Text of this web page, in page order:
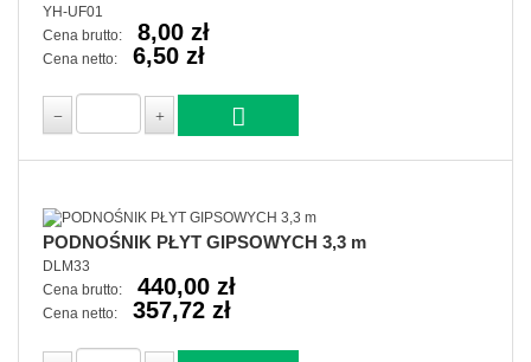
YH-UF01
Cena brutto:
8,00 zł
Cena netto: 6,50 zł
PODNOŚNIK PŁYT GIPSOWYCH 3,3 m
DLM33
Cena brutto:
440,00 zł
Cena netto: 357,72 zł